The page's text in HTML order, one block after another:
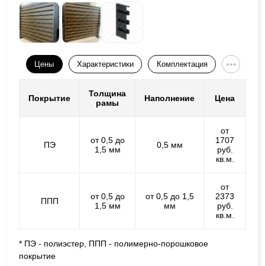
Цены Характеристики Комплектация
Покрытие
Толщина
рамы
Наполнение Цена
ПЭ
от 0,5 до
1,5 мм
0,5 мм
от
1707
руб.
кв.м.
ППП
от 0,5 до
1,5 мм
от 0,5 до 1,5
мм
от
2373
руб.
кв.м.
* ПЭ - полиэстер, ППП - полимерно-порошковое
покрытие